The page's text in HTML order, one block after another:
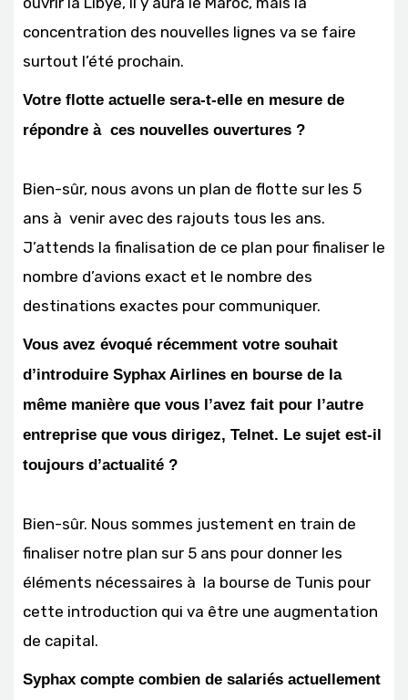
concentration des nouvelles lignes va se faire
surtout l’été prochain.
Votre flotte actuelle sera-t-elle en mesure de
répondre à ces nouvelles ouvertures ?
Bien-sûr, nous avons un plan de flotte sur les 5
ans à venir avec des rajouts tous les ans.
J’attends la finalisation de ce plan pour finaliser le
nombre d’avions exact et le nombre des
destinations exactes pour communiquer.
Vous avez évoqué récemment votre souhait
d’introduire Syphax Airlines en bourse de la
même manière que vous l’avez fait pour l’autre
entreprise que vous dirigez, Telnet. Le sujet est-il
toujours d’actualité ?
Bien-sûr. Nous sommes justement en train de
finaliser notre plan sur 5 ans pour donner les
éléments nécessaires à la bourse de Tunis pour
cette introduction qui va être une augmentation
de capital.
Syphax compte combien de salariés actuellement